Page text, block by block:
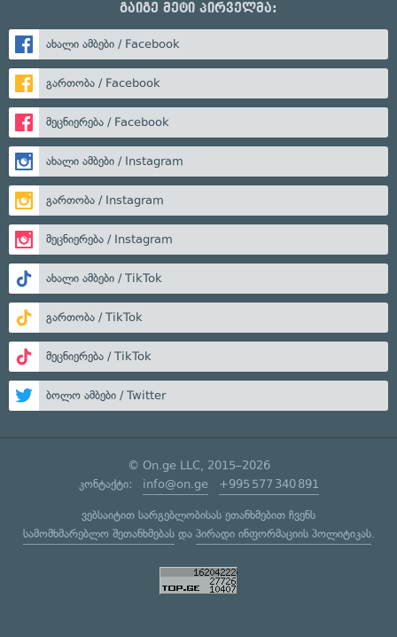
გაიგე მეტი პირველმა:
ახალი ამბები / Facebook
გართობა / Facebook
მეცნიერება / Facebook
ახალი ამბები / Instagram
გართობა / Instagram
მეცნიერება / Instagram
ახალი ამბები / TikTok
გართობა / TikTok
მეცნიერება / TikTok
ბოლო ამბები / Twitter
© On.ge LLC, 2015–2026
კონტაქტი: info@on.ge +995 577 340 891
ვებსაიტით სარგებლობისას ეთანხმებით ჩვენს
სამომხმარებლო შეთანხმებასდა პირადი ინფორმაციის პოლიტიკას.